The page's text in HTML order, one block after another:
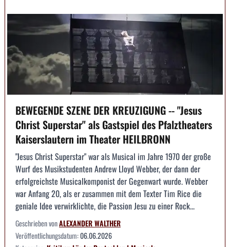
BEWEGENDE SZENE DER KREUZIGUNG -- "Jesus
Christ Superstar" als Gastspiel des Pfalztheaters
Kaiserslautern im Theater HEILBRONN
"Jesus Christ Superstar" war als Musical im Jahre 1970 der große
Wurf des Musikstudenten Andrew Lloyd Webber, der dann der
erfolgreichste Musicalkomponist der Gegenwart wurde. Webber
war Anfang 20, als er zusammen mit dem Texter Tim Rice die
geniale Idee verwirklichte, die Passion Jesu zu einer Rock...
Geschrieben vonALEXANDER WALTHER
Veröffentlichungsdatum:06.06.2026